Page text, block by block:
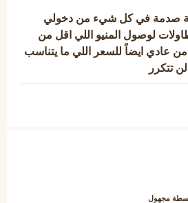
صدمة في كل شيء من دخولي
لوصول المنيو اللي اقل من
عادي ايضاً للسعر اللي ما يتناسب
تتكرر
مجهول